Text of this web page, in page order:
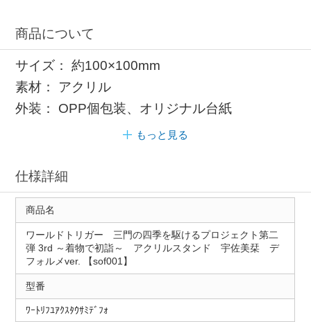
商品について
サイズ： 約100×100mm
素材： アクリル
外装： OPP個包装、オリジナル台紙
もっと見る
仕様詳細
商品名
ワールドトリガー 三門の四季を駆けるプロジェクト第二
弾 3rd ～着物で初詣～ アクリルスタンド 宇佐美栞 デ
フォルメver. 【sof001】
型番
ﾜｰﾄﾘﾌﾕｱｸｽﾀｳｻﾐﾃﾞﾌｫ